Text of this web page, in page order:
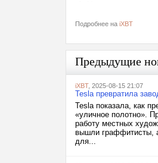
Подробнее на iXBT
Предыдущие
iXBT, 2025-08-15 21:07
Tesla превратила
Tesla показала, как
«уличное полотно».
работу местных
вышли граффитисты,
для...